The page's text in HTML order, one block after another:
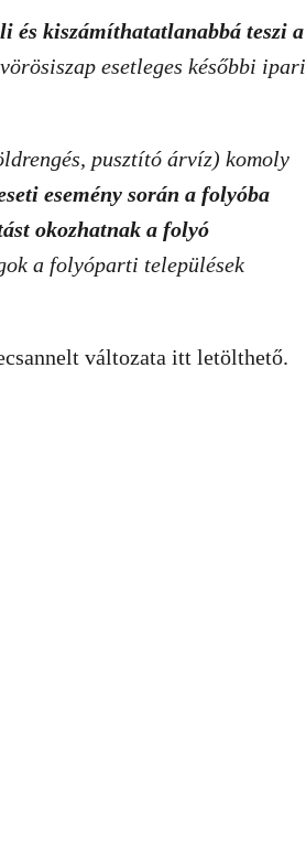
és kiszámíthatatlanabbá teszi a
esetleges későbbi ipari
pusztító árvíz) komoly
esemény során a folyóba
okozhatnak a folyó
a folyóparti települések
változata itt letölthető.